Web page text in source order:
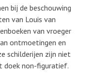
bij de beschouwing
van Louis van
van vroeger
ontmoetingen en
schilderijen zijn niet
doek non-figuratief.